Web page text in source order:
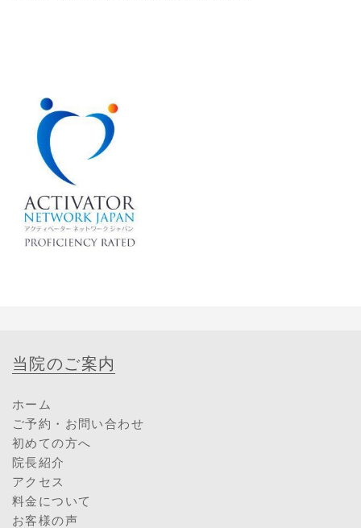
当院のご案内
ホーム
ご予約・お問い合わせ
初めての方へ
院長紹介
アクセス
料金について
お客様の声